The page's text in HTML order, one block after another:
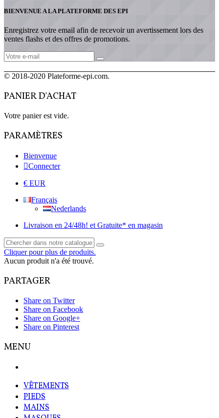
BIENVENUE A LA PLATEFORME DES EPI
Enregistrez votre email afin de recevoir un avertissement lors des
ventes flashs et des offres de promotions.
© 2018-2020 Plateforme-epi.com.
PANIER D'ACHAT
Votre panier est vide.
PARAMÈTRES
Bienvenue
Connecter
€ EUR
Français
Nederlands
Livraison en 24/48h! et Gratuite* en magasin
Cliquer pour plus de produits.
Aucun produit n'a été trouvé.
PARTAGER
Share on Twitter
Share on Facebook
Share on Google+
Share on Pinterest
MENU
VÊTEMENTS
PIEDS
MAINS